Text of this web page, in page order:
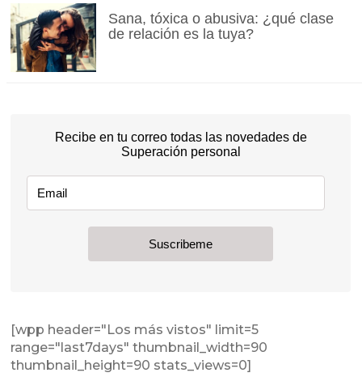
Sana, tóxica o abusiva: ¿qué clase
de relación es la tuya?
[wpp header="Los más vistos" limit=5
range="last7days" thumbnail_width=90
thumbnail_height=90 stats_views=0]